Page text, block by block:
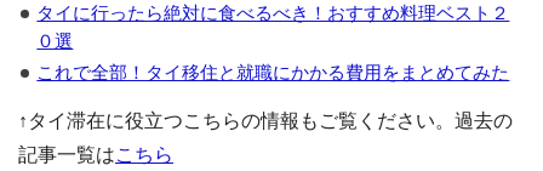
タイに行ったら絶対に食べるべき！おすすめ料理ベスト２
０選
これで全部！タイ移住と就職にかかる費用をまとめてみた
↑タイ滞在に役立つこちらの情報もご覧ください。過去の
記事一覧はこちら